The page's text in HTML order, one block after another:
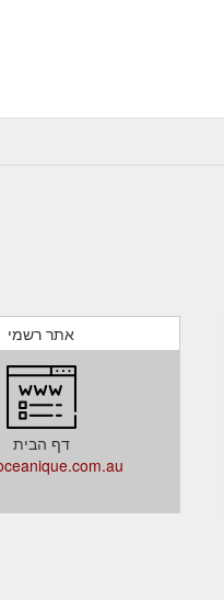
אתר רשמי
דף הבית